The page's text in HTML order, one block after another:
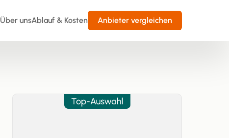
Über unsAblauf & Kosten Anbieter vergleichen